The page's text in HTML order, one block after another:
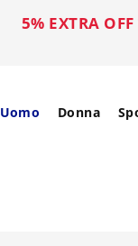
5% EXTRA OFF
Uomo Donna